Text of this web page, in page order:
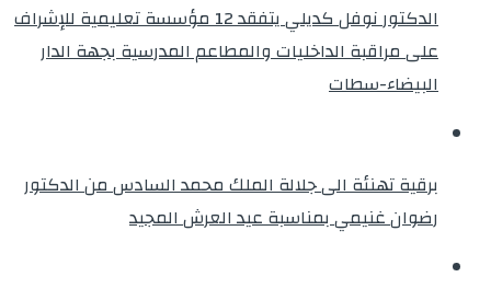
الدكتور نوفل كديلي يتفقد 12 مؤسسة تعليمية للإشراف
على مراقبة الداخليات والمطاعم المدرسية بجهة الدار
البيضاء-سطات
برقية تهنئة الى جلالة الملك محمد السادس من الدكتور
رضوان غنيمي بمناسبة عيد العرش المجيد